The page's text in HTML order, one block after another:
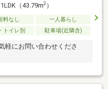
（43.79m2）
料なし
一人暮らし
トイレ別 駐車場(近隣含)
軽にお問い合わせくださ